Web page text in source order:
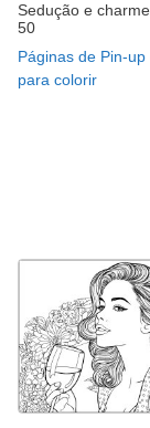
Sedução e
50
Páginas de Pin-
para colorir